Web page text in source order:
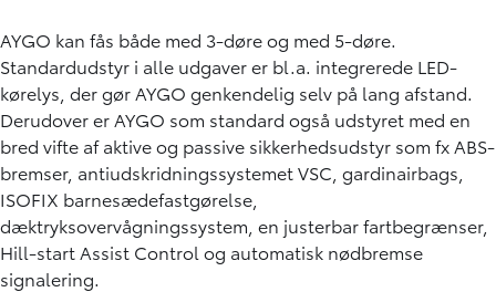
AYGO kan fås både med 3-døre og med 5-døre.
Standardudstyr i alle udgaver er bl.a. integrerede LED-
kørelys, der gør AYGO genkendelig selv på lang afstand.
Derudover er AYGO som standard også udstyret med en
bred vifte af aktive og passive sikkerhedsudstyr som fx ABS-
bremser, antiudskridningssystemet VSC, gardinairbags,
ISOFIX barnesædefastgørelse,
dæktryksovervågningssystem, en justerbar fartbegrænser,
Hill-start Assist Control og automatisk nødbremse
signalering.